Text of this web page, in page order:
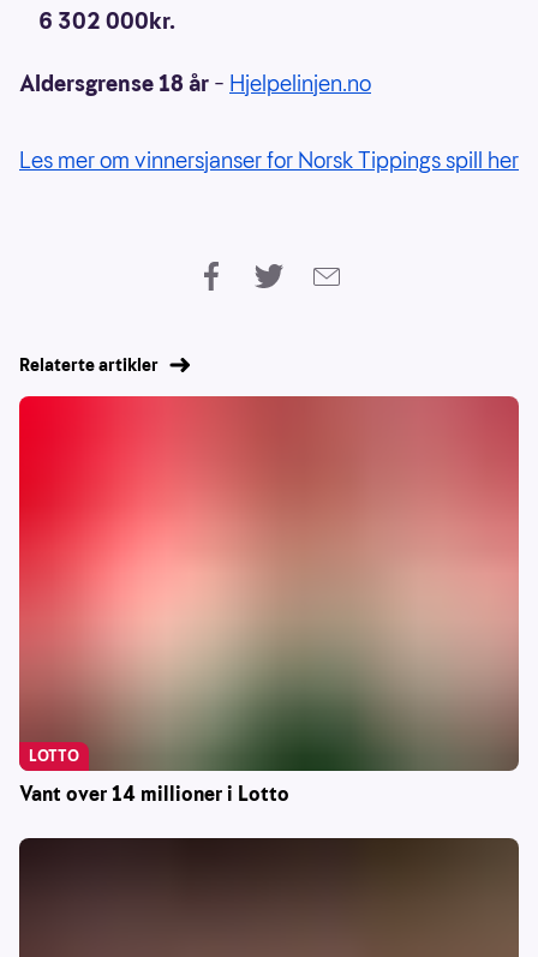
6 302 000kr.
Aldersgrense 18 år – Hjelpelinjen.no
Les mer om vinnersjanser for Norsk Tippings spill her
Relaterte artikler
Vant over 14 millioner i Lotto
LOTTO